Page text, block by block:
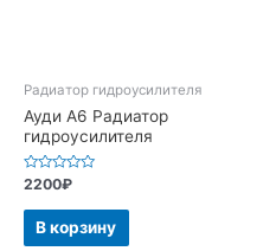
Радиатор гидроусилителя
Ауди А6 Радиатор
гидроусилителя
Оценка
из
2200₽
В корзину